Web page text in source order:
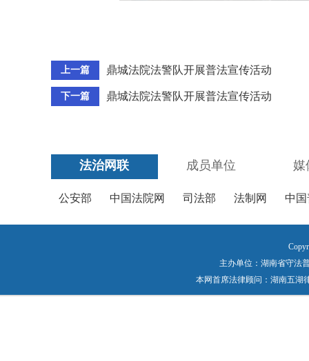
上一篇 鼎城法院法警队开展普法宣传活动
下一篇 鼎城法院法警队开展普法宣传活动
法治网联 成员单位 媒
公安部 中国法院网 司法部 法制网 中
主办单位：湖南省守法
本网首席法律顾问：湖南五湖